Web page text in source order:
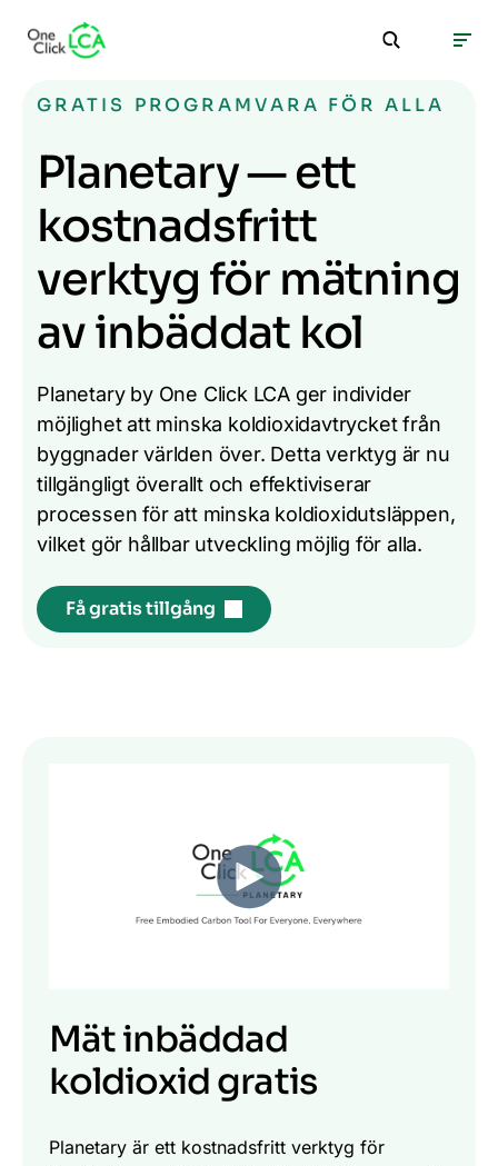
GRATIS PROGRAMVARA FÖR ALLA
Planetary — ett
kostnadsfritt
verktyg för mätning
av inbäddat kol
Planetary by One Click LCA ger individer
möjlighet att minska koldioxidavtrycket från
byggnader världen över. Detta verktyg är nu
tillgängligt överallt och effektiviserar
processen för att minska koldioxidutsläppen,
vilket gör hållbar utveckling möjlig för alla.
Få gratis tillgång
Mät inbäddad
koldioxid gratis
Planetary är ett kostnadsfritt verktyg för